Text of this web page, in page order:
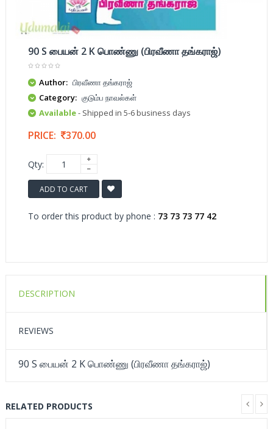
90 S பையன் 2 K பொண்ணு (பிரவீணா தங்கராஜ்)
Author: பிரவீணா தங்கராஜ்
Category: குடும்ப நாவல்கள்
Available- Shipped in 5-6 business days
PRICE: 370.00
Qty:
ADD TO CART
To order this product by phone : 73 73 73 77 42
DESCRIPTION
REVIEWS
90 S பையன் 2 K பொண்ணு (பிரவீணா தங்கராஜ்)
RELATED PRODUCTS